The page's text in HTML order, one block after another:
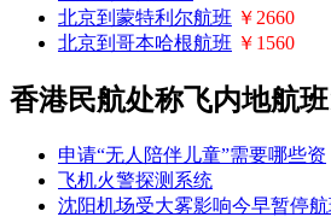
北京到蒙特利尔航班 ￥2660
北京到哥本哈根航班 ￥1560
香港民航处称飞内地航
申请“无人陪伴儿童”需要哪些资
飞机火警探测系统
沈阳机场受大雾影响今早暂停航